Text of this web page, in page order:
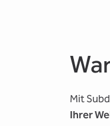
Mit
Ihrer